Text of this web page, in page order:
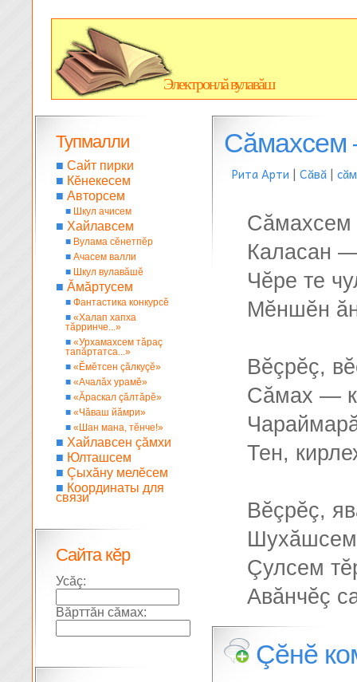
Электронлă вулавăш
Сăмахсем
Рита Арти | Сăвă |
Каласан
Чĕре те
Мĕншĕн
Вĕçрĕç,
Сăмах —
Тен,
Вĕçрĕç,
Шухăшсем
Çулсем
Авăнчĕç
Çĕнĕ
Тупмалли
■ Сайт пирки
■ Кĕнекесем
■ Авторсем
■ Шкул ачисем
■ Хайлавсем
■ Вулама сĕнетпĕр
■ Ачасем валли
■ Шкул вулавăшĕ
■ Ăмăртусем
■ Фантастика конкурсĕ
■ «Халап хапха
тăрринче...»
■ «Урхамахсем тăраç
тапăртатса...»
■ «Ĕмĕтсен çăлкуçĕ»
■ «Ачалăх урамĕ»
■ «Ăраскал çăлтăрĕ»
■ «Чăваш йăмри»
■ «Шан мана, тĕнче!»
■ Хайлавсен çăмхи
■ Юлташсем
■ Çыхăну мелĕсем
■ Координаты для
связи
Сайта кĕр
Усăç:
Вăрттăн сăмах: